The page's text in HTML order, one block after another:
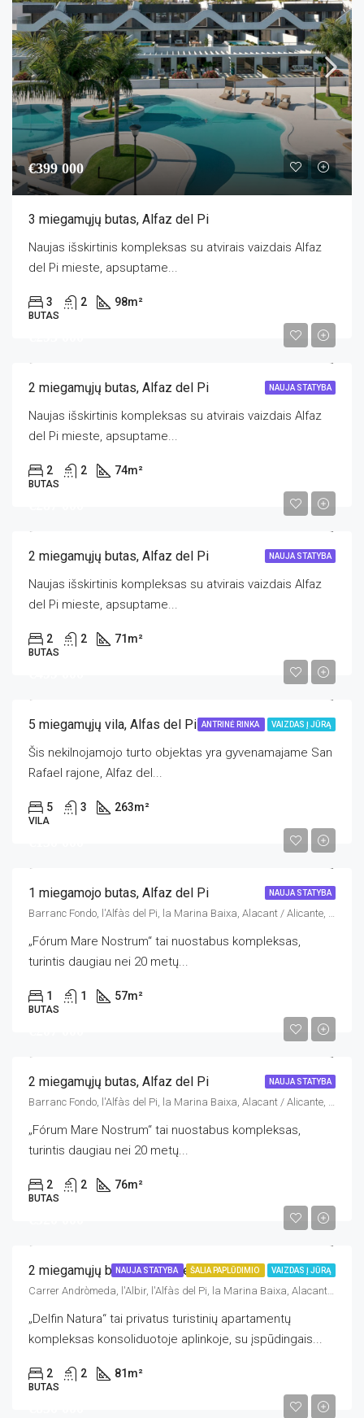
€399 000
3 miegamųjų butas, Alfaz del Pi
Naujas išskirtinis kompleksas su atvirais vaizdais Alfaz
del Pi mieste, apsuptame...
3 2 98m²
BUTAS
NAUJA STATYBA
2 miegamųjų butas, Alfaz del Pi
Naujas išskirtinis kompleksas su atvirais vaizdais Alfaz
del Pi mieste, apsuptame...
2 2 74m²
BUTAS
NAUJA STATYBA
2 miegamųjų butas, Alfaz del Pi
Naujas išskirtinis kompleksas su atvirais vaizdais Alfaz
del Pi mieste, apsuptame...
2 2 71m²
BUTAS
ANTRINĖ RINKA VAIZDAS Į JŪRĄ
5 miegamųjų vila, Alfas del Pi Alicante
Šis nekilnojamojo turto objektas yra gyvenamajame San
Rafael rajone, Alfaz del...
5 3 263m²
VILA
NAUJA STATYBA
1 miegamojo butas, Alfaz del Pi
„Fórum Mare Nostrum“ tai nuostabus kompleksas,
turintis daugiau nei 20 metų...
1 1 57m²
BUTAS
NAUJA STATYBA
2 miegamųjų butas, Alfaz del Pi
„Fórum Mare Nostrum“ tai nuostabus kompleksas,
turintis daugiau nei 20 metų...
2 2 76m²
BUTAS
NAUJA STATYBA ŠALIA PAPLŪDIMIO VAIZDAS Į JŪRĄ
2 miegamųjų butas, Alfaz del Pi
„Delfin Natura“ tai privatus turistinių apartamentų
kompleksas konsoliduotoje aplinkoje, su įspūdingais...
2 2 81m²
BUTAS